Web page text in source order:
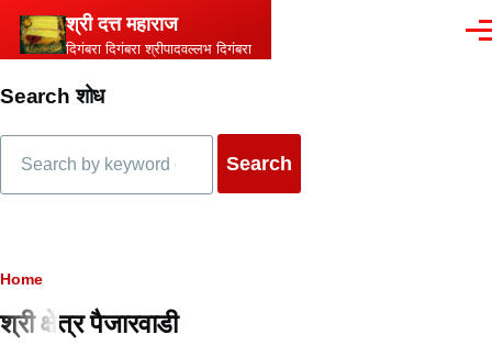
Skip to main content
श्री दत्त महाराज
दिगंबरा दिगंबरा श्रीपादवल्लभ दिगंबरा
Search शोध
Breadcrumb
Home
श्री क्षेत्र पैजारवाडी